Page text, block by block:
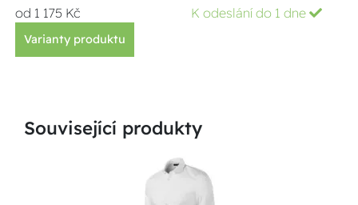
od 1 175 Kč K odeslání do 1 dne
Varianty produktu
Související produkty